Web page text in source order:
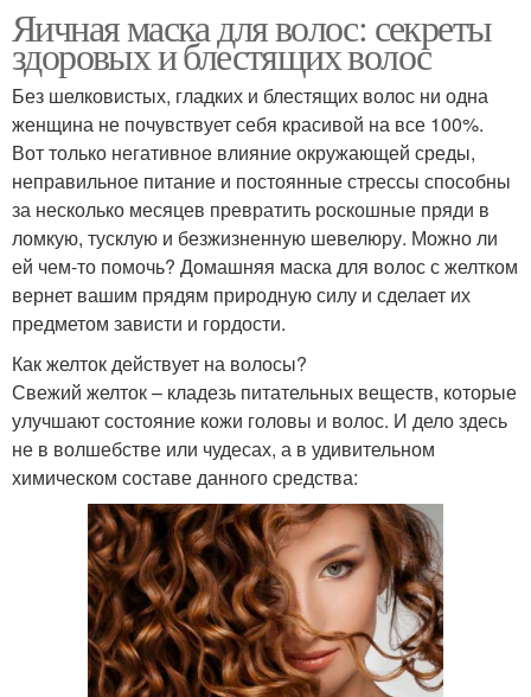
Яичная маска для волос: секреты
здоровых и блестящих волос
Без шелковистых, гладких и блестящих волос ни одна
женщина не почувствует себя красивой на все 100%.
Вот только негативное влияние окружающей среды,
неправильное питание и постоянные стрессы способны
за несколько месяцев превратить роскошные пряди в
ломкую, тусклую и безжизненную шевелюру. Можно ли
ей чем-то помочь? Домашняя маска для волос с желтком
вернет вашим прядям природную силу и сделает их
предметом зависти и гордости.
Как желток действует на волосы?
Свежий желток – кладезь питательных веществ, которые
улучшают состояние кожи головы и волос. И дело здесь
не в волшебстве или чудесах, а в удивительном
химическом составе данного средства: